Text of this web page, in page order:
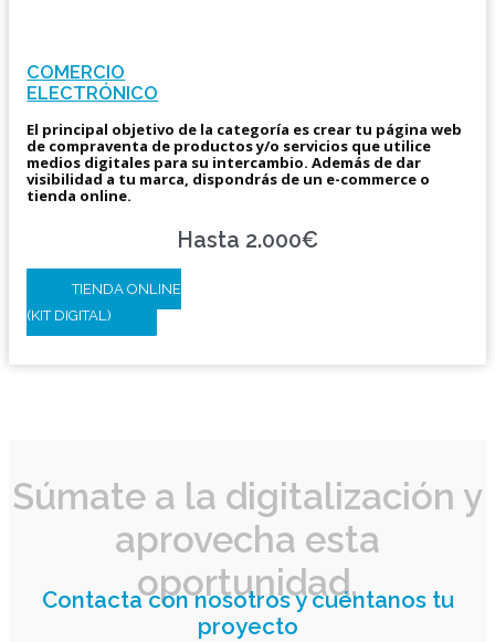
COMERCIO
ELECTRÓNICO
El principal objetivo de la categoría es crear tu página web
de compraventa de productos y/o servicios que utilice
medios digitales para su intercambio. Además de dar
visibilidad a tu marca, dispondrás de un e-commerce o
tienda online.
Hasta 2.000€
TIENDA ONLINE
(KIT DIGITAL)
Súmate a la digitalización y
aprovecha esta
oportunidad.
Contacta con nosotros y cuéntanos tu
proyecto